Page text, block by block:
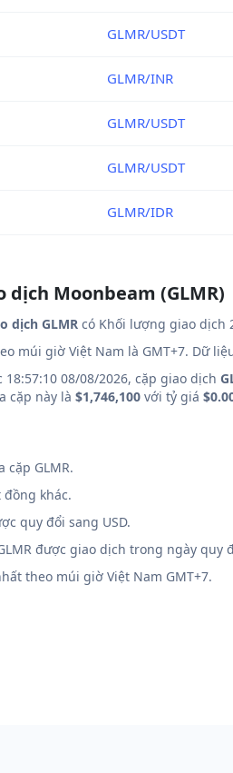
GLMR/USDT
GLMR/INR
GLMR/USDT
GLMR/USDT
GLMR/IDR
Moonbeam (GLMR)
dịch GLMR có Khối lượng giao dịch
múi giờ Việt Nam là GMT+7. Dữ
08/08/2026, cặp giao dịch
cặp này là $1,746,100 với tỷ giá
cặp GLMR.
đồng khác.
quy đổi sang USD.
được giao dịch trong ngày quy
theo múi giờ Việt Nam GMT+7.